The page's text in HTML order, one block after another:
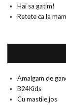
Hai sa gatim!
Retete ca la
Amalgam de
B24Kids
Cu mastile jos